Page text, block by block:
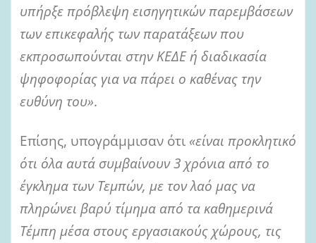
υπήρξε πρόβλεψη εισηγητικών παρεμβάσεων
των επικεφαλής των παρατάξεων που
εκπροσωπούνται στην ΚΕΔΕ ή διαδικασία
ψηφοφορίας για να πάρει ο καθένας την
ευθύνη του».
Επίσης, υπογράμμισαν ότι «είναι προκλητικό
ότι όλα αυτά συμβαίνουν 3 χρόνια από το
έγκλημα των Τεμπών, με τον λαό μας να
πληρώνει βαρύ τίμημα από τα καθημερινά
Τέμπη μέσα στους εργασιακούς χώρους, τις